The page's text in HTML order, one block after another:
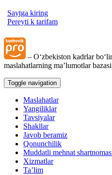
Saytga kiring
Pereyti k tarifam
– Oʻzbekiston kadrlar
maslahatlarning ma’lumotlar bazasi
Toggle navigation
Maslahatlar
Yangiliklar
Tavsiyalar
Shakllar
Javob beramiz
Qonunchilik
Muddatli mehnat
Xizmatlar
Ta’lim